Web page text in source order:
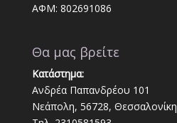
ΑΦΜ: 802691086
Θα μας βρείτε
Κατάστημα:
Ανδρέα Παπανδρέου 101
Νεάπολη, 56728, Θεσσαλονίκη